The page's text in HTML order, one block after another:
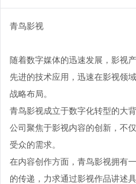
青鸟影视
随着数字媒体的迅速发展，影视
先进的技术应用，迅速在影视领
战略布局。
青鸟影视成立于数字化转型的大
公司聚焦于影视内容的创新，不
受众的需求。
在内容创作方面，青鸟影视拥有
的传递，力求通过影视作品讲述